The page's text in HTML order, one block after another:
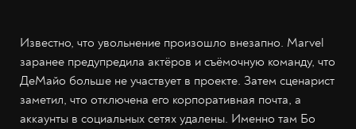
Известно, что увольнение произошло внезапно. Marvel
заранее предупредила актёров и съёмочную команду, что
ДеМайо больше не участвует в проекте. Затем сценарист
заметил, что отключена его корпоративная почта, а
аккаунты в социальных сетях удалены. Именно там Бо